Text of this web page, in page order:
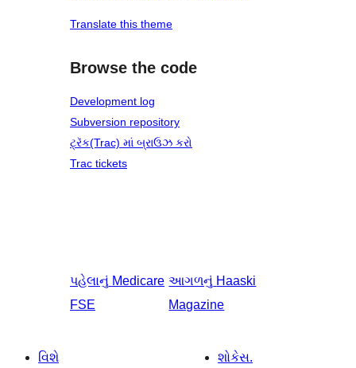
Translate this theme
Browse the code
Development log
Subversion repository
ટ્રૅક(Trac) માં બ્રાઉઝ કરો
Trac tickets
પહેલાનું Medicare
FSE
આગળનું Haaski
Magazine
વિશે
શોકેસ.